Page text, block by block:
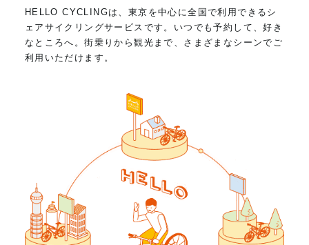
HELLO CYCLINGは、東京を中心に全国で利用できるシ
ェアサイクリングサービスです。いつでも予約して、好き
なところへ。街乗りから観光まで、さまざまなシーンでご
利用いただけます。